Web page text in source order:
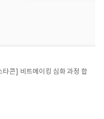
콘] 비트메이킹 심화 과정 합